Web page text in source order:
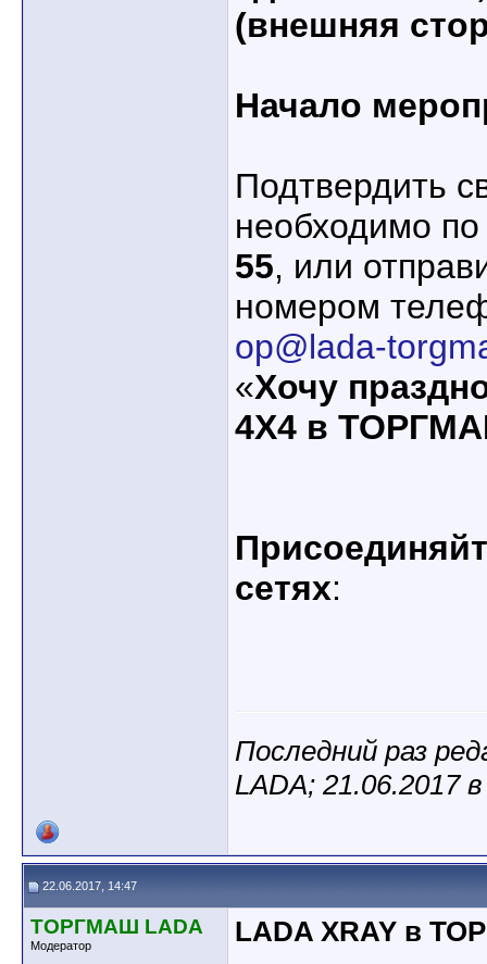
(внешняя
Начало
Подтвердить
необходимо
55, или
номером
op@lada-
«Хочу
4X4 в
сетях:
Последний раз
LADA; 21.06.2017
22.06.2017, 14:47
ТОРГМАШ LADA
Модератор
LADA XRAY в